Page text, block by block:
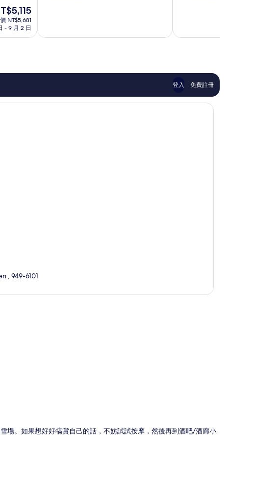
NT$5,681
- 9 月 2 日
有
則
好
則
評
論
登入 免費註冊
, 949-6101
場。如果想好好犒賞自己的話，不妨試試按摩，然後再到酒吧/酒廊小